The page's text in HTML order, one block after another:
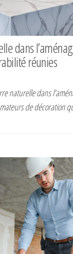
dans
réunies
naturelle dans
de décoration